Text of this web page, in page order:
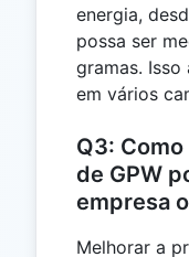
energia,
possa ser
gramas.
em vários
Q3:
de GPW
empresa
Melhorar a